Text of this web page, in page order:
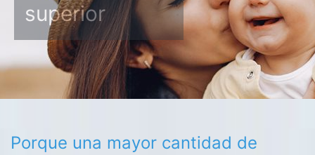
superior
Porque una mayor cantidad de